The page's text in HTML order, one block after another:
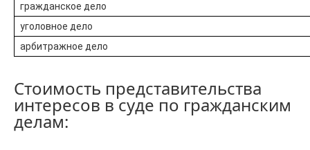
гражданское дело
уголовное дело
арбитражное дело
Стоимость представительства
интересов в суде по гражданским
делам: